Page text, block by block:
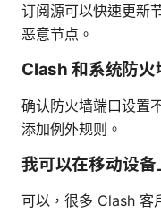
订阅源可以快速更新
恶意节点。
Clash 和系统防火
确认防火墙端口设置
添加例外规则。
我可以在移动设备
可以，很多 Clash 客